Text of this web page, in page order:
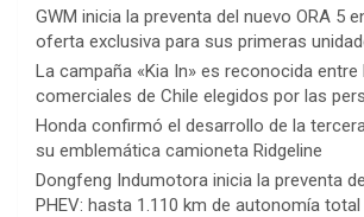
GWM inicia la preventa del nuevo ORA 5
oferta exclusiva para sus primeras
La campaña «Kia In» es reconocida
comerciales de Chile elegidos por las
Honda confirmó el desarrollo de la
su emblemática camioneta Ridgeline
Dongfeng Indumotora inicia la preventa
PHEV: hasta 1.110 km de autonomía